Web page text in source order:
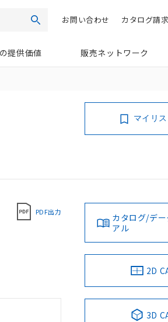
検索 カタログ請求
お問い合わせ
提供価値 販売ネットワーク
マイリ
PDF出力
カタログ/デ
アル
2D
3D